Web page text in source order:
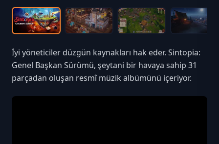
İyi yöneticiler düzgün kaynakları hak eder. Sintopia:
Genel Başkan Sürümü, şeytani bir havaya sahip 31
parçadan oluşan resmî müzik albümünü içeriyor.